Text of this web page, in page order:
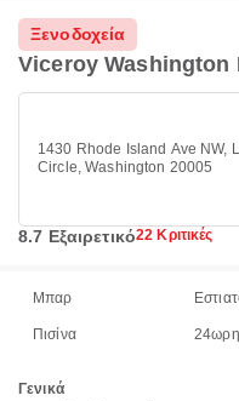
Ξενοδοχεία
Viceroy Washington
1430 Rhode Island Ave NW,
Circle, Washington 20005
8.7 Εξαιρετικό22 Κριτικές
Μπαρ
Πισίνα 24ωρη
Γενικά